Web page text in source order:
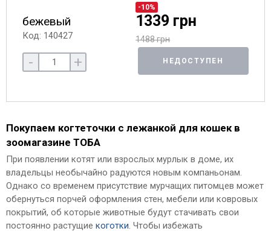
бежевый
Код: 140427
-10%
1339 грн
1488 грн
- + НЕДОСТУПЕН
Покупаем когтеточки с лежанкой для кошек в
зоомагазине ТОБА
При появлении котят или взрослых мурлык в доме, их
владельцы необычайно радуются новым компаньонам.
Однако со временем присутствие мурчащих питомцев может
обернуться порчей оформления стен, мебели или ковровых
покрытий, об которые животные будут стачивать свои
постоянно растущие коготки. Чтобы избежать